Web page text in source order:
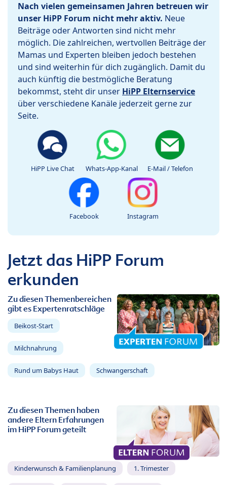
Nach vielen gemeinsamen Jahren betreuen wir
unser HiPP Forum nicht mehr aktiv. Neue
Beiträge oder Antworten sind nicht mehr
möglich. Die zahlreichen, wertvollen Beiträge der
Mamas und Experten bleiben jedoch bestehen
und sind weiterhin für dich zugänglich. Damit du
auch künftig die bestmögliche Beratung
bekommst, steht dir unser HiPP Elternservice
über verschiedene Kanäle jederzeit gerne zur
Seite.
HiPP Live Chat Whats-App-Kanal E-Mail / Telefon
Facebook Instagram
Jetzt das HiPP Forum
erkunden
Zu diesen Themenbereichen
gibt es Expertenratschläge
Beikost-Start
Milchnahrung
Rund um Babys Haut Schwangerschaft
Zu diesen Themen haben
andere Eltern Erfahrungen
im HiPP Forum geteilt
Kinderwunsch & Familienplanung 1. Trimester